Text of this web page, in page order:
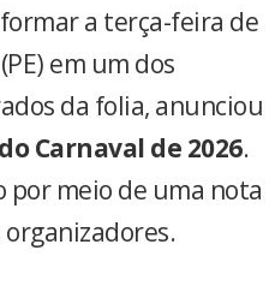
a terça-feira de
em um dos
da folia, anunciou
Carnaval de 2026.
por meio de uma nota